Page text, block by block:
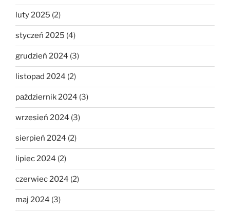
luty 2025 (2)
styczeń 2025 (4)
grudzień 2024 (3)
listopad 2024 (2)
październik 2024 (3)
wrzesień 2024 (3)
sierpień 2024 (2)
lipiec 2024 (2)
czerwiec 2024 (2)
maj 2024 (3)